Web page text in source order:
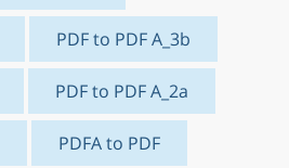
PDF to PDF A_3b
PDF to PDF A_2a
PDFA to PDF